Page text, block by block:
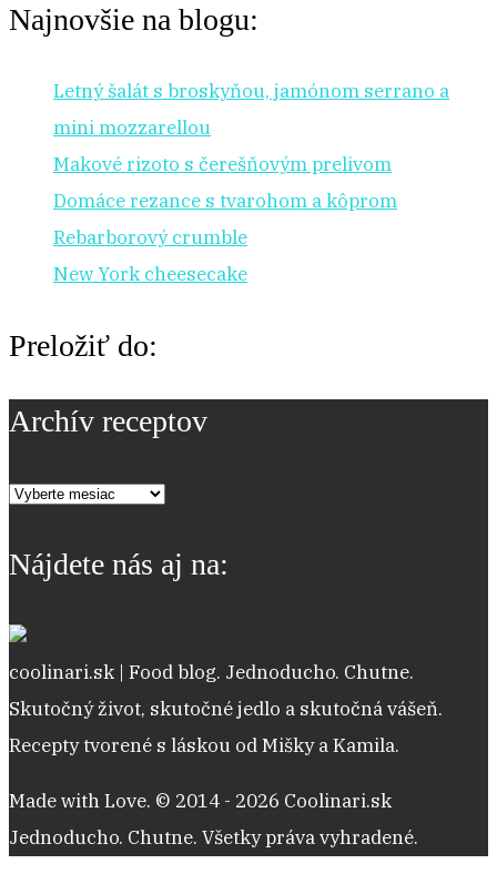
Najnovšie na blogu:
Letný šalát s broskyňou, jamónom serrano a
mini mozzarellou
Makové rizoto s čerešňovým prelivom
Domáce rezance s tvarohom a kôprom
Rebarborový crumble
New York cheesecake
Preložiť do:
Archív receptov
Archív
Nájdete nás aj na:
coolinari.sk | Food blog. Jednoducho. Chutne.
Skutočný život, skutočné jedlo a skutočná vášeň.
Recepty tvorené s láskou od Mišky a Kamila.
Made with Love. © 2014 - 2026 Coolinari.sk
Jednoducho. Chutne. Všetky práva vyhradené.